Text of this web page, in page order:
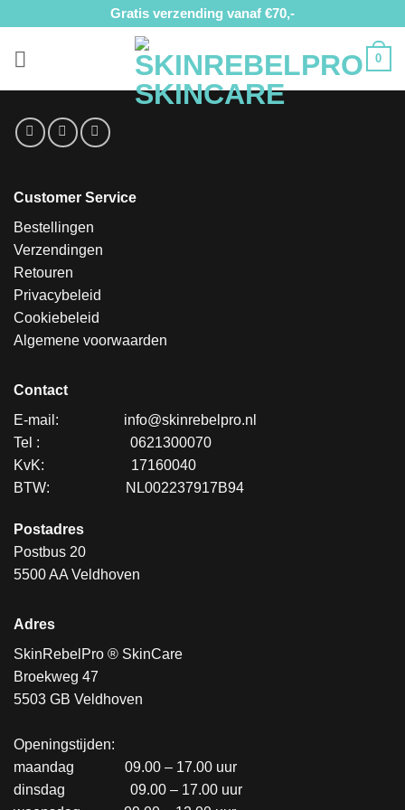
inhoud
Gratis verzending vanaf €70,-
0
Customer Service
Bestellingen
Verzendingen
Retouren
Privacybeleid
Cookiebeleid
Algemene voorwaarden
Contact
E-mail:
info@skinrebelpro.nl
Tel :
0621300070
KvK:
17160040
BTW:
NL002237917B94
Postadres
Postbus 20
5500 AA Veldhoven
Adres
SkinRebelPro ® SkinCare
Broekweg 47
5503 GB Veldhoven
Openingstijden:
maandag
09.00 – 17.00 uur
dinsdag
09.00 – 17.00 uur